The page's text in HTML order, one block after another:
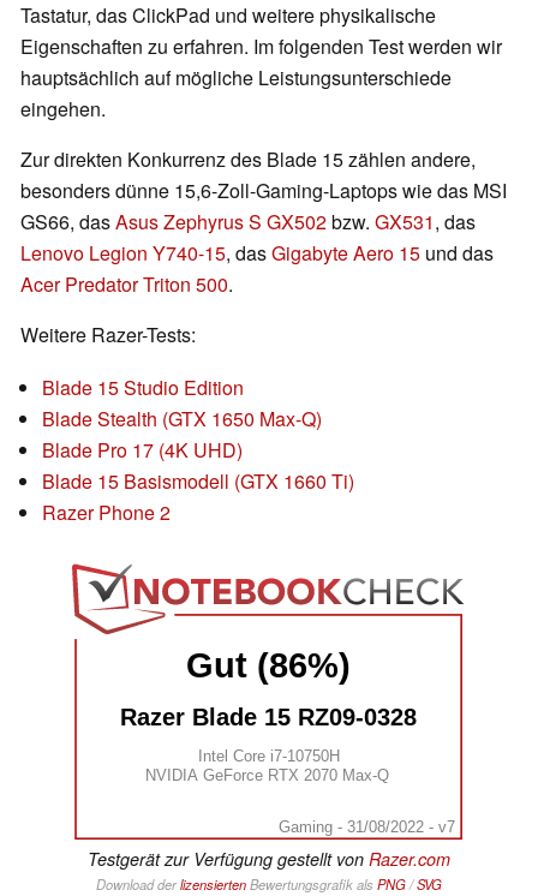
Tastatur, das ClickPad und weitere physikalische
Eigenschaften zu erfahren. Im folgenden Test werden wir
hauptsächlich auf mögliche Leistungsunterschiede
eingehen.
Zur direkten Konkurrenz des Blade 15 zählen andere,
besonders dünne 15,6-Zoll-Gaming-Laptops wie das MSI
GS66, dasAsus Zephyrus S GX502bzw. GX531, das
Lenovo Legion Y740-15, dasGigabyte Aero 15 und das
Acer Predator Triton 500.
Weitere Razer-Tests:
Blade 15 Studio Edition
Blade Stealth (GTX 1650 Max-Q)
Blade Pro 17 (4K UHD)
Blade 15 Basismodell (GTX 1660 Ti)
Razer Phone 2
Gut (86%)
Razer Blade 15 RZ09-0328
Intel Core i7-10750H
NVIDIA GeForce RTX 2070 Max-Q
Gaming - 31/08/2022 - v7
Testgerät zur Verfügung gestellt von Razer.com
Download derlizensiertenBewertungsgrafik als PNG/SVG